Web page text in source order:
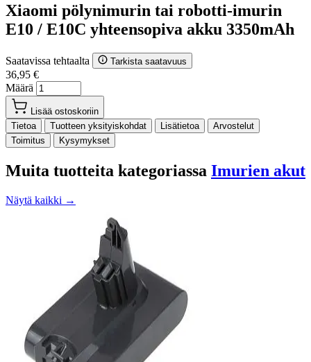
Xiaomi pölynimurin tai robotti-imurin
E10 / E10C yhteensopiva akku 3350mAh
Saatavissa tehtaalta Tarkista saatavuus
36,95 €
Määrä
Lisää ostoskoriin
Tietoa
Tuotteen yksityiskohdat Lisätietoa
Arvostelut
Toimitus
Kysymykset
Muita tuotteita kategoriassa Imurien akut
Näytä kaikki →